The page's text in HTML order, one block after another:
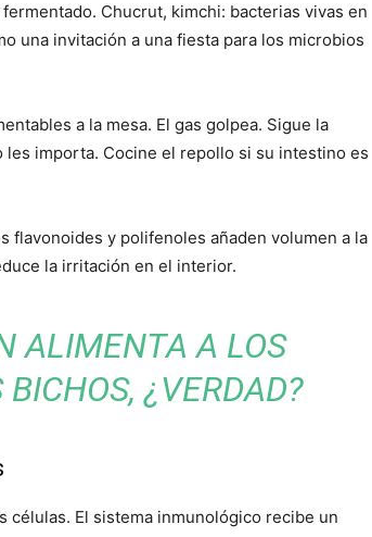
Chucrut, kimchi: bacterias vivas en
una invitación a una fiesta para los microbios
a la mesa. El gas golpea. Sigue la
importa. Cocine el repollo si su intestino es
flavonoides y polifenoles añaden volumen a la
la irritación en el interior.
ALIMENTA A LOS
¿VERDAD?
células. El sistema inmunológico recibe un